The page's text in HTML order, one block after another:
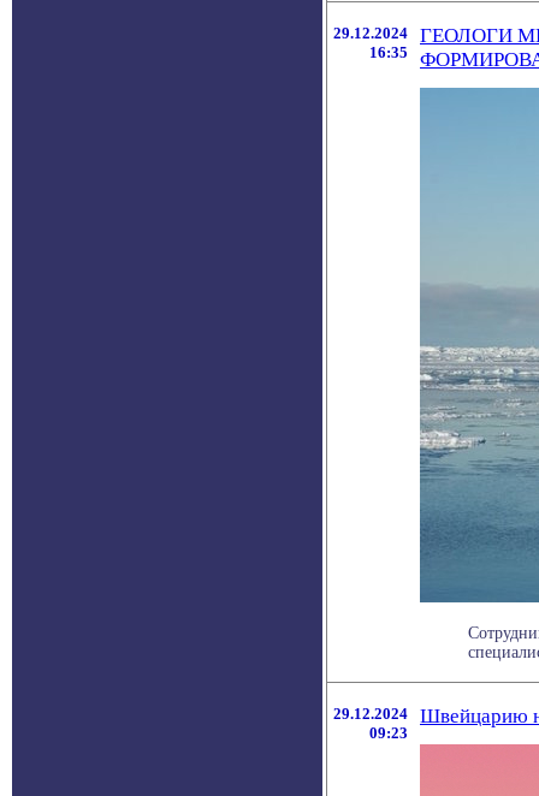
29.12.2024
16:35
ГЕОЛОГИ
29.12.2024
09:23
Швейцарию